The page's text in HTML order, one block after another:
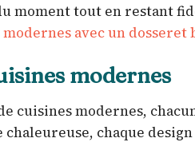
moment tout en restant
modernes avec un dosseret
modernes
cuisines modernes,
chaque